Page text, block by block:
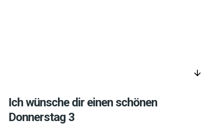
arrow_downward
Ich wünsche dir einen schönen
Donnerstag 3